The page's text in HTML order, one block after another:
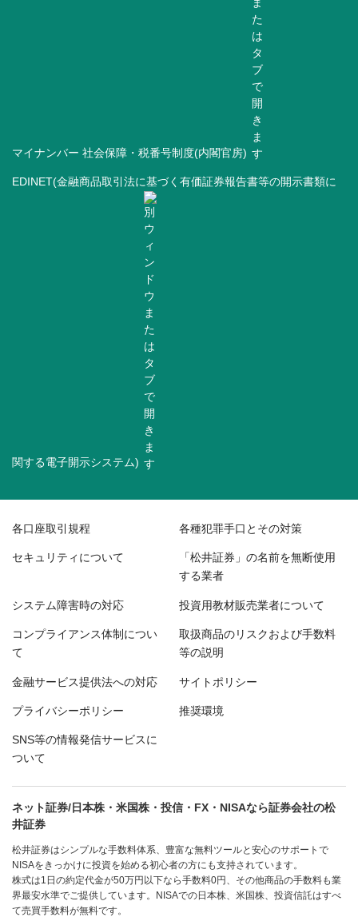
マイナンバー 社会保障・税番号制度(内閣官房)
EDINET(金融商品取引法に基づく有価証券報告書等の開示書類に
関する電子開示システム)
各口座取引規程 各種犯罪手口とその対策
セキュリティについて 「松井証券」の名前を無断使用
する業者
システム障害時の対応 投資用教材販売業者について
コンプライアンス体制につい
て
取扱商品のリスクおよび手数料
等の説明
金融サービス提供法への対応 サイトポリシー
プライバシーポリシー 推奨環境
SNS等の情報発信サービスに
ついて
ネット証券/日本株・米国株・投信・FX・NISAなら証券会社の松
井証券
松井証券はシンプルな手数料体系、豊富な無料ツールと安心のサポートで
NISAをきっかけに投資を始める初心者の方にも支持されています。
株式は1日の約定代金が50万円以下なら手数料0円、その他商品の手数料も業
界最安水準でご提供しています。NISAでの日本株、米国株、投資信託はすべ
て売買手数料が無料です。